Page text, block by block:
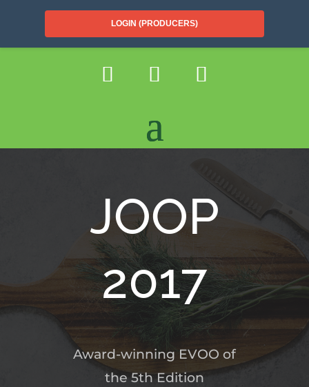
LOGIN (PRODUCERS)
JOOP
2017
Award-winning EVOO of
the 5th Edition